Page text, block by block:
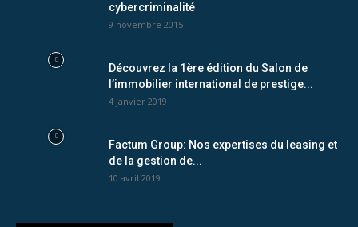
cybercriminalité
9 novembre 2015
Découvrez la 1ère édition du Salon de
l’immobilier international de prestige...
4 janvier 2019
Factum Group: Nos expertises du leasing et
de la gestion de...
10 avril 2019